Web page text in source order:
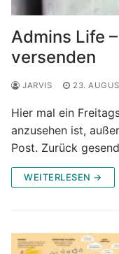
Admins Life
versenden
JARVIS 23.
Hier mal ein
anzusehen ist,
Post. Zurück
WEITERLESEN →